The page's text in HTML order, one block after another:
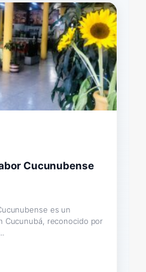
Cucunubense
es un
Cucunubá, reconocido por